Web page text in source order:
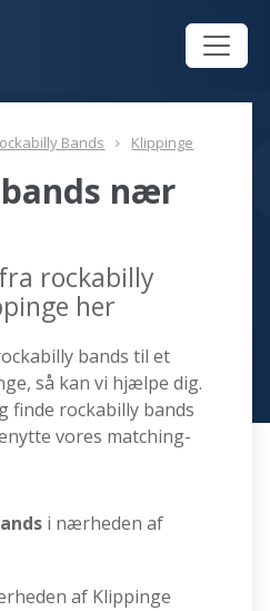
Bands Klippinge
nær
rockabilly
her
bands til et
så kan vi hjælpe dig.
finde rockabilly bands
vores matching-
i nærheden af
af Klippinge